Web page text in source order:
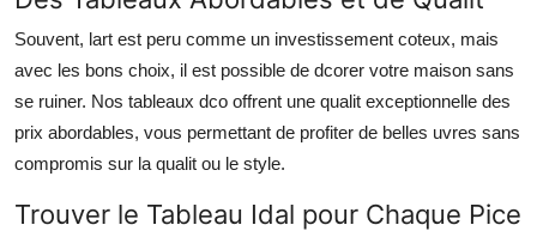
Souvent, lart est peru comme un investissement coteux, mais
avec les bons choix, il est possible de dcorer votre maison sans
se ruiner. Nos tableaux dco offrent une qualit exceptionnelle des
prix abordables, vous permettant de profiter de belles uvres sans
compromis sur la qualit ou le style.
Trouver le Tableau Idal pour Chaque Pice